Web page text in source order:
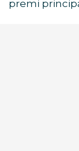
premi